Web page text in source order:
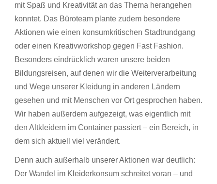
mit Spaß und Kreativität an das Thema herangehen
konntet. Das Büroteam plante zudem besondere
Aktionen wie einen konsumkritischen Stadtrundgang
oder einen Kreativworkshop gegen Fast Fashion.
Besonders eindrücklich waren unsere beiden
Bildungsreisen, auf denen wir die Weiterverarbeitung
und Wege unserer Kleidung in anderen Ländern
gesehen und mit Menschen vor Ort gesprochen haben.
Wir haben außerdem aufgezeigt, was eigentlich mit
den Altkleidern im Container passiert – ein Bereich, in
dem sich aktuell viel verändert.
Denn auch außerhalb unserer Aktionen war deutlich:
Der Wandel im Kleiderkonsum schreitet voran – und